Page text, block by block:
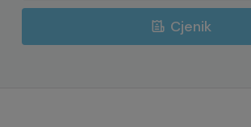
Cjenik